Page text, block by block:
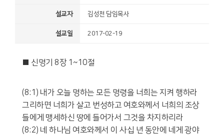
설교자 김성천 담임목사
설교일 2017-02-19
■ 신명기 8장 1~10절
(8:1) 내가 오늘 명하는 모든 명령을 너희는 지켜 행하라
그리하면 너희가 살고 번성하고 여호와께서 너희의 조상
들에게 맹세하신 땅에 들어가서 그것을 차지하리라
(8:2) 네 하나님 여호와께서 이 사십 년 동안에 네게 광야